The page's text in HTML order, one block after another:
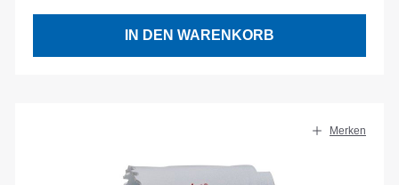
IN DEN WARENKORB
Merken